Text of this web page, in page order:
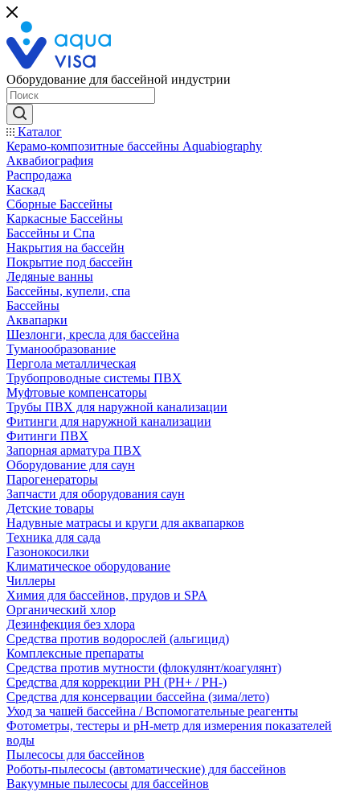
Оборудование для бассейной индустрии
Каталог
Керамо-композитные бассейны Aquabiography
Аквабиография
Распродажа
Каскад
Сборные Бассейны
Каркасные Бассейны
Бассейны и Спа
Накрытия на бассейн
Покрытие под бассейн
Ледяные ванны
Бассейны, купели, спа
Бассейны
Аквапарки
Шезлонги, кресла для бассейна
Туманообразование
Пергола металлическая
Трубопроводные системы ПВХ
Муфтовые компенсаторы
Трубы ПВХ для наружной канализации
Фитинги для наружной канализации
Фитинги ПВХ
Запорная арматура ПВХ
Оборудование для саун
Парогенераторы
Запчасти для оборудования саун
Детские товары
Надувные матрасы и круги для аквапарков
Техника для сада
Газонокосилки
Климатическое оборудование
Чиллеры
Химия для бассейнов, прудов и SPA
Органический хлор
Дезинфекция без хлора
Средства против водорослей (альгицид)
Комплексные препараты
Средства против мутности (флокулянт/коагулянт)
Средства для коррекции PH (PH+ / PH-)
Средства для консервации бассейна (зима/лето)
Уход за чашей бассейна / Вспомогательные реагенты
Фотометры, тестеры и рН-метр для измерения показателей
воды
Пылесосы для бассейнов
Роботы-пылесосы (автоматические) для бассейнов
Вакуумные пылесосы для бассейнов